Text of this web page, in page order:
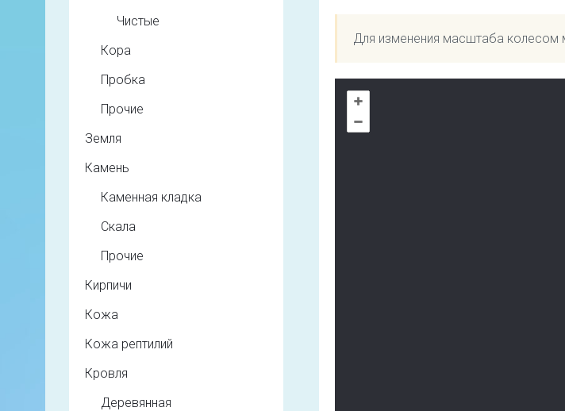
Для изменения масштаба колесом
Чистые
Кора
Пробка
Прочие
Земля
Камень
Каменная кладка
Скала
Прочие
Кирпичи
Кожа
Кожа рептилий
Кровля
Деревянная